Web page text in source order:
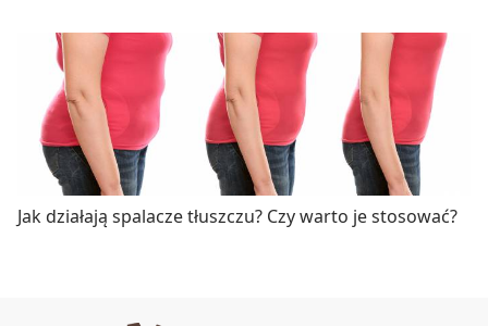
Jak działają spalacze tłuszczu? Czy warto je stosować?